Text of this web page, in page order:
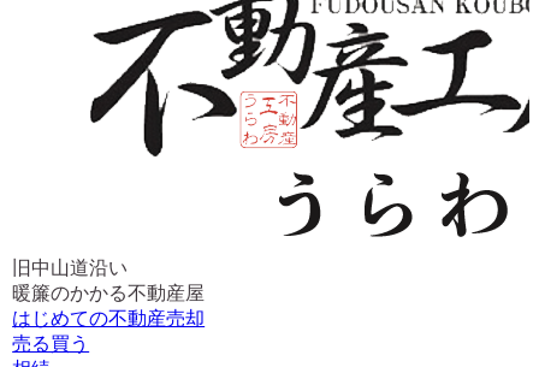
旧中山道沿い
暖簾のかかる不動産屋
はじめての不動産売却
売る買う